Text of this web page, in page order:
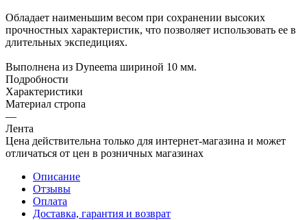
Обладает наименьшим весом при сохранении высоких
прочностных характеристик, что позволяет использовать ее в
длительных экспедициях.
Выполнена из Dyneema шириной 10 мм.
Подробности
Характеристики
Материал стропа
—
Лента
Цена действительна только для интернет-магазина и может
отличаться от цен в розничных магазинах
Описание
Отзывы
Оплата
Доставка, гарантия и возврат